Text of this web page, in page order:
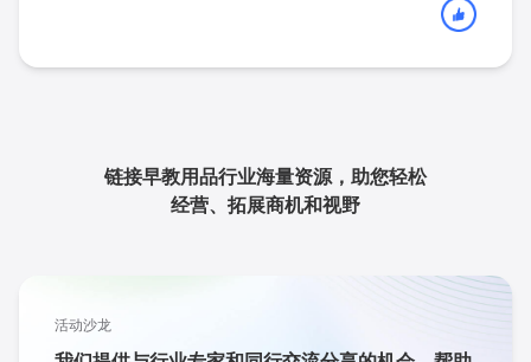
链接早教用品行业海量资源，助您轻松
经营、拓展商机和视野
活动沙龙